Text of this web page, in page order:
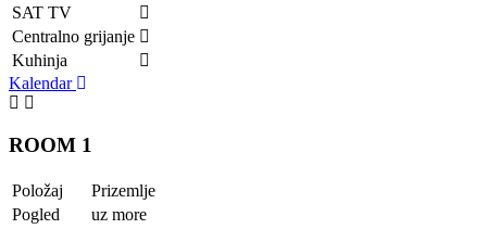
SAT TV
Centralno grijanje
Kuhinja
Kalendar
ROOM 1
Položaj
Prizemlje
Pogled
uz more